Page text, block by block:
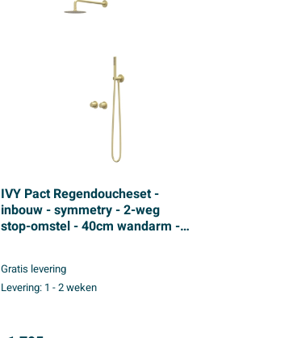
IVY Pact Regendoucheset -
inbouw - symmetry - 2-weg
stop-omstel - 40cm wandarm -
doucheslang - staafmodel
handdouche - Geborsteld mat
Gratis levering
Levering: 1 - 2 weken